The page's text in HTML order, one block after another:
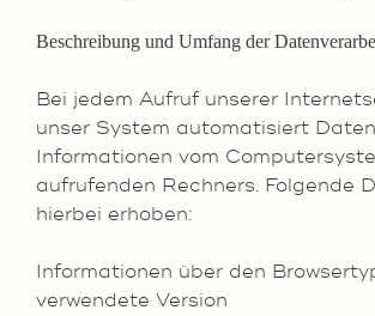
Beschreibung und Umfang der
Bei jedem Aufruf unserer
unser System automatisiert
Informationen vom
aufrufenden Rechners. Folgende
hierbei erhoben:
Informationen über den
verwendete Version